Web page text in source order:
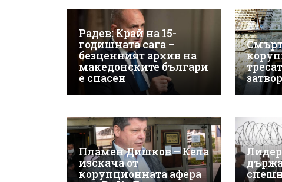
Радев: Край на 15-
годишната сага –
безценният архив на
македонските българи
е спасен
затвор
Пламен Дишков – Кела
изскача от
корупционната афера